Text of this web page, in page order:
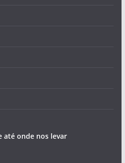
até onde nos levar